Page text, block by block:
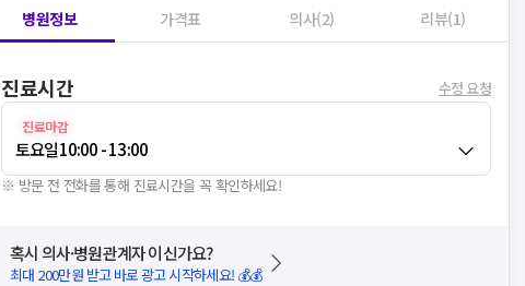
병원정보 가격표 의사(2) 리뷰(1)
진료시간 수정 요청
진료마감
토요일10:00 - 13:00
※ 방문 전 전화를 통해 진료시간을 꼭 확인하세요!
혹시 의사·병원관계자 이신가요?
최대 200만원 받고 바로 광고 시작하세요! 💰💰